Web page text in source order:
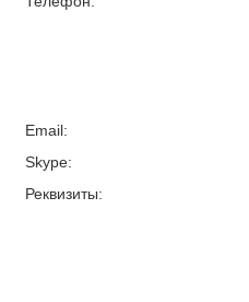
Email:
Skype:
Реквизиты: